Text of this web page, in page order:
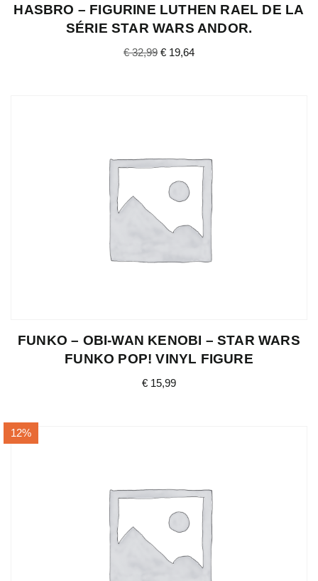
HASBRO – FIGURINE LUTHEN RAEL DE LA
SÉRIE STAR WARS ANDOR.
€32,99 € 19,64
FUNKO – OBI-WAN KENOBI – STAR WARS
FUNKO POP! VINYL FIGURE
€ 15,99
12%